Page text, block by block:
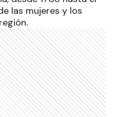
las mujeres y los